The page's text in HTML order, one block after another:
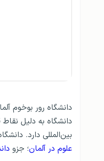
دانشگاه رور بوخوم
دانشگاه به دلیل
بین‌المللی دارد.
علوم در آلمان؛ جزو